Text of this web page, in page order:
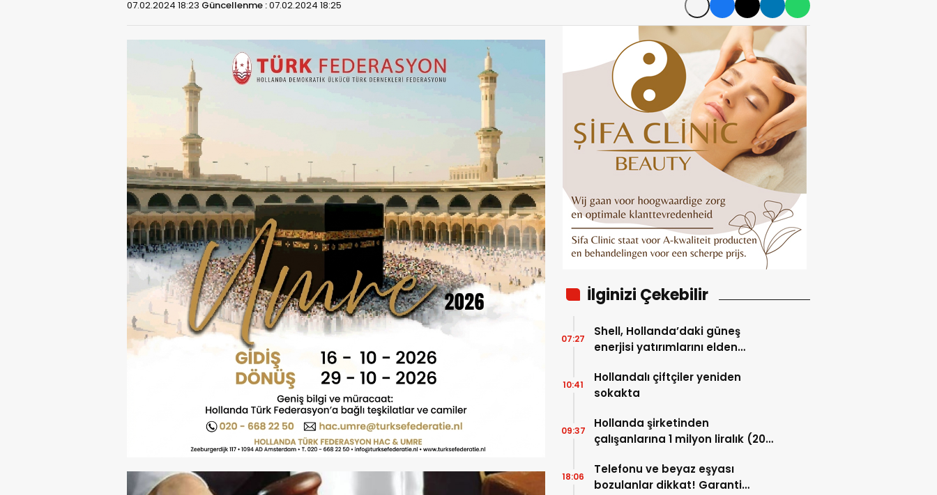
07.02.2024 18:23 Güncellenme :07.02.2024 18:25
İlginizi Çekebilir
Shell, Hollanda’daki güneş
enerjisi yatırımlarını elden
07:27
Hollandalı çiftçiler yeniden
sokakta
10:41
Hollanda şirketinden
çalışanlarına 1 milyon liralık (20
09:37
Telefonu ve beyaz eşyası
bozulanlar dikkat! Garanti
18:06